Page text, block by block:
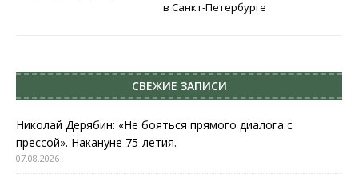
в Санкт-Петербурге
СВЕЖИЕ ЗАПИСИ
Николай Дерябин: «Не бояться прямого диалога с
прессой». Накануне 75-летия.
07.08.2026